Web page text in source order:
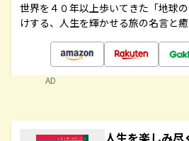
世界を４０年以上歩いてきた「地球
けする、人生を輝かせる旅の名言と
AD
人生を楽しみ尽